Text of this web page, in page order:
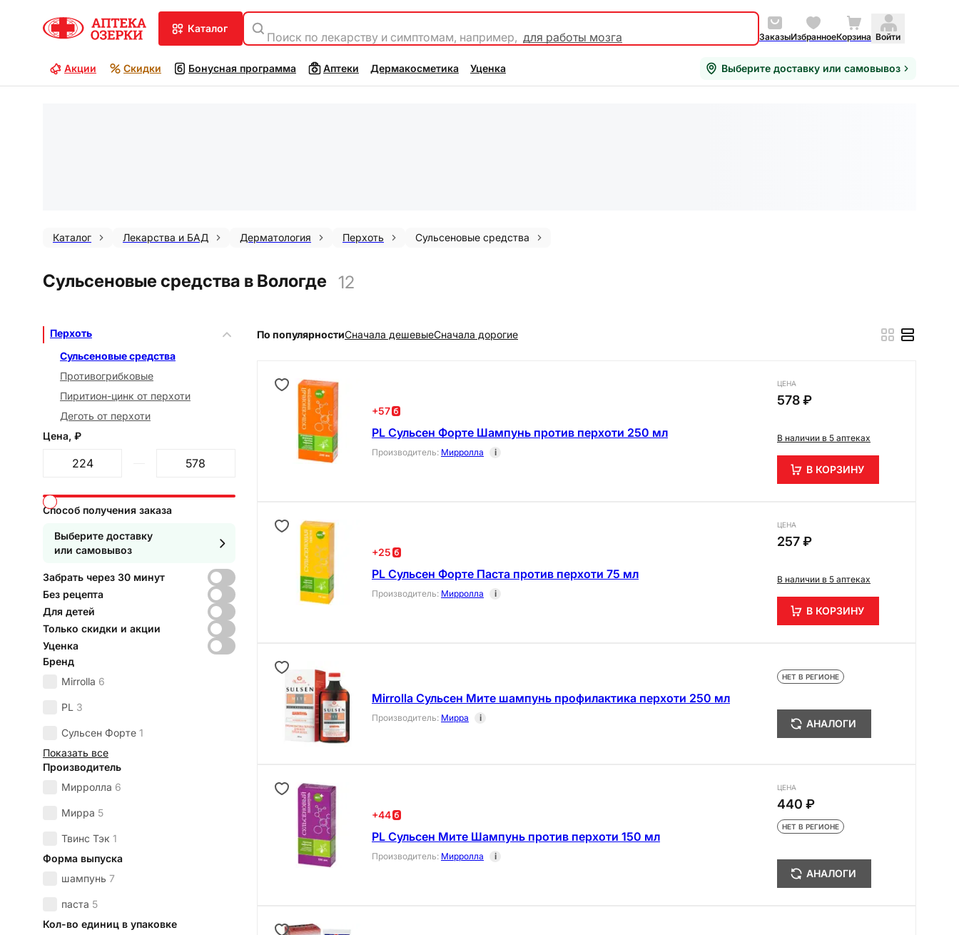
каталог
Поиск по лекарству и симптомам, например, для работы мозга ЗаказыИзбранноеКорзина Войти
Акции Скидки Бонусная программа Аптеки Дермакосметика Уценка Выберите доставку или самовывоз
Каталог Лекарства и БАД Дерматология Перхоть Сульсеновые средства
Сульсеновые средства в Вологде 12
Перхоть
Сульсеновые средства
Противогрибковые
Пиритион-цинк от перхоти
Деготь от перхоти
Цена, ₽
Способ получения заказа
Выберите доставку
или самовывоз
Забрать через 30 минут
Без рецепта
Для детей
Только скидки и акции
Уценка
Бренд
Mirrolla 6
PL 3
Сульсен Форте 1
Показать все
Производитель
Мирролла 6
Мирра 5
Твинс Тэк 1
Форма выпуска
шампунь 7
паста 5
Кол-во единиц в упаковке
По популярностиCначала дешевыеCначала дорогие
+57
PL Сульсен Форте Шампунь против перхоти 250 мл
Производитель: Мирролла i
ЦЕНА
578 ₽
В наличии в 5 аптеках
В КОРЗИНУ
+25
PL Сульсен Форте Паста против перхоти 75 мл
Производитель: Мирролла i
ЦЕНА
257 ₽
В наличии в 5 аптеках
В КОРЗИНУ
Mirrolla Сульсен Мите шампунь профилактика перхоти 250 мл
Производитель: Мирра i
НЕТ В РЕГИОНЕ
АНАЛОГИ
+44
PL Сульсен Мите Шампунь против перхоти 150 мл
Производитель: Мирролла i
ЦЕНА
440 ₽
НЕТ В РЕГИОНЕ
АНАЛОГИ